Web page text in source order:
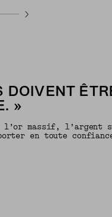
DOIVENT
»
l’or massif, l’argent
en toute